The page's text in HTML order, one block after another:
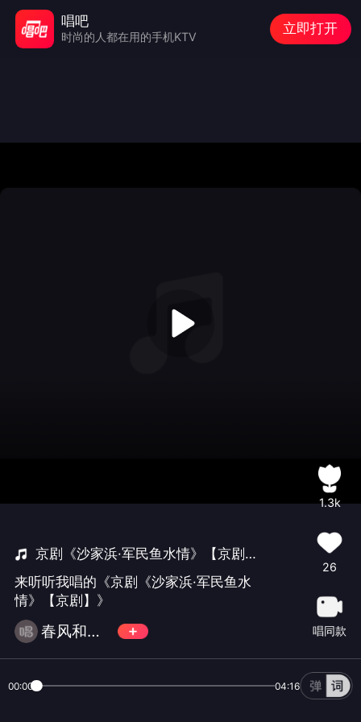
京剧《沙家浜·军民鱼水情》【京剧】
来听听我唱的《京剧《沙家浜·军民鱼水
情》【京剧】》
春风和气🎷大🎺🎻🏏不玩币
1.3k
26
唱同款
00:00 04:16
唱吧
时尚的人都在用的手机KTV
立即打开